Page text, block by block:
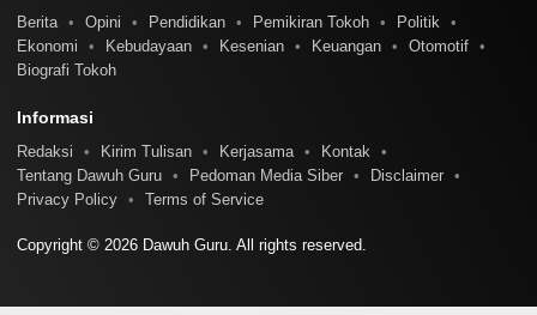
Berita Opini Pendidikan Pemikiran Tokoh
Politik
Ekonomi
Kebudayaan Kesenian Keuangan
Otomotif
Biografi Tokoh
Informasi
Redaksi Kirim Tulisan Kerjasama
Kontak
Tentang Dawuh Guru
Pedoman Media Siber
Disclaimer
Privacy Policy
Terms of Service
Copyright © 2026 Dawuh Guru. All rights reserved.